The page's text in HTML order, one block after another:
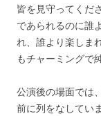
皆を見守ってくだ
であられるのに誰
れ、誰より楽しま
もチャーミングで
公演後の場面では
前に列をなしてい